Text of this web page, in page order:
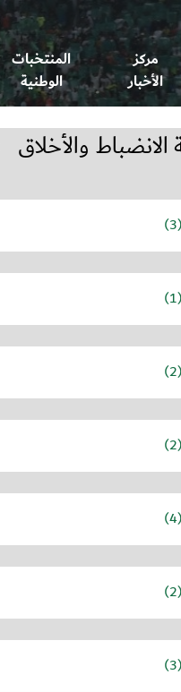
مركز
الأخبار
المنتخبات
الوطنية
الانضباط والأخلاق